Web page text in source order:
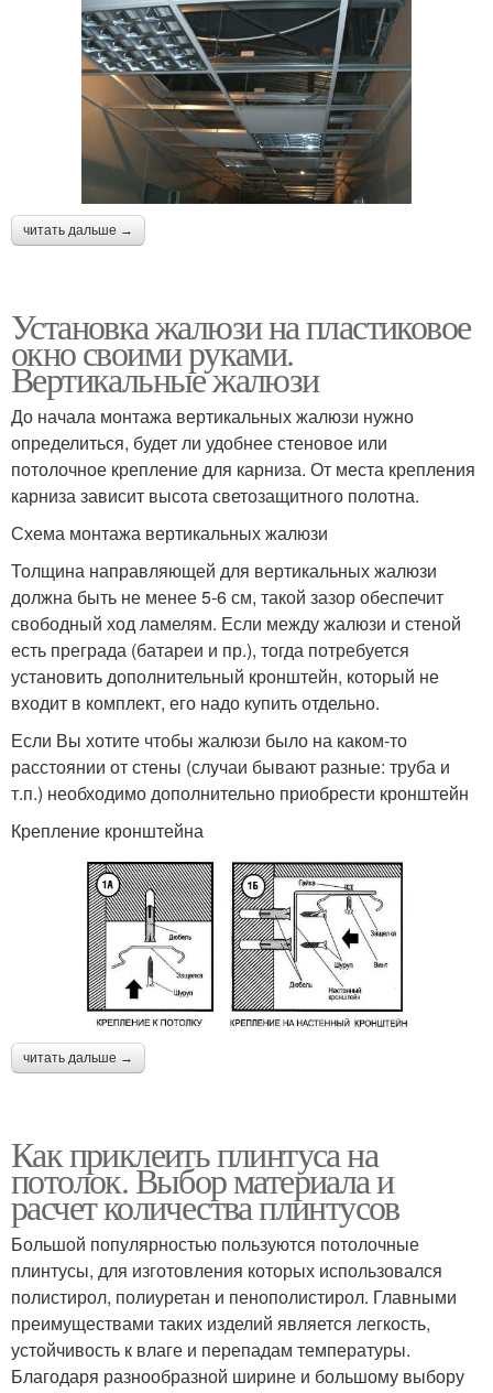
читать дальше →
Установка жалюзи на пластиковое
окно своими руками.
Вертикальные жалюзи
До начала монтажа вертикальных жалюзи нужно
определиться, будет ли удобнее стеновое или
потолочное крепление для карниза. От места крепления
карниза зависит высота светозащитного полотна.
Схема монтажа вертикальных жалюзи
Толщина направляющей для вертикальных жалюзи
должна быть не менее 5-6 см, такой зазор обеспечит
свободный ход ламелям. Если между жалюзи и стеной
есть преграда (батареи и пр.), тогда потребуется
установить дополнительный кронштейн, который не
входит в комплект, его надо купить отдельно.
Если Вы хотите чтобы жалюзи было на каком-то
расстоянии от стены (случаи бывают разные: труба и
т.п.) необходимо дополнительно приобрести кронштейн
Крепление кронштейна
читать дальше →
Как приклеить плинтуса на
потолок. Выбор материала и
расчет количества плинтусов
Большой популярностью пользуются потолочные
плинтусы, для изготовления которых использовался
полистирол, полиуретан и пенополистирол. Главными
преимуществами таких изделий является легкость,
устойчивость к влаге и перепадам температуры.
Благодаря разнообразной ширине и большому выбору